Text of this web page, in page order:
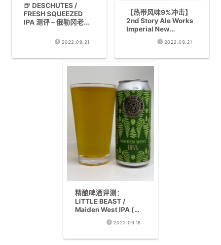
🍺 DESCHUTES /
FRESH SQUEEZED
IPA 测评 – 俄勒冈老牌
2022.09.21
【热带风味9%冲击】
2nd Story Ale Works
Imperial New
England IPA 测评
2022.09.21
精酿啤酒评测：
LITTLE BEAST /
Maiden West IPA (西
海岸IPA 6.1%)
2022.09.18